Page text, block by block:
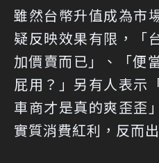
雖然台幣升值成為市
疑反映效果有限，「
加價賣而已」、「便
屁用？」另有人表示
車商才是真的爽歪歪
實質消費紅利，反而